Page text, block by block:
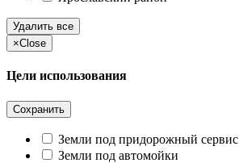
Удалить все
×Close
Цели использования
Сохранить
Земли под придорожный сервис
Земли под автомойки